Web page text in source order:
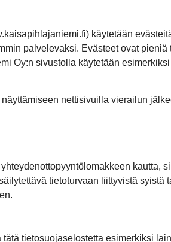
käytetään
palvelevaksi. Evästeet ovat
Oy:n sivustolla käytetään
nettisivuilla vierailun
kautta,
tietoturvaan liittyvistä
tietosuojaselostetta esimerkiksi